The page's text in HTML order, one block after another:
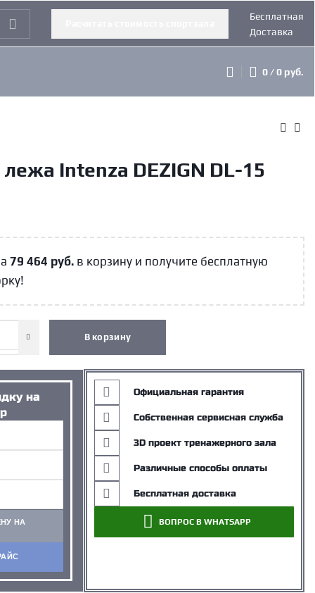
Бесплатная
Доставка
0 /0 руб.
Intenza DEZIGN DL-15
79 464 руб.в корзину и получите бесплатную
В корзину
на
НА
Официальная гарантия
Собственная сервисная служба
3D проект тренажерного зала
Различные способы оплаты
Бесплатная доставка
ВОПРОС В WHATSAPP